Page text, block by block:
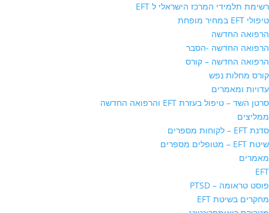
רשימת תלמידי המרכז הישראלי ל EFT
טיפולי EFT במחיר מופחת
הרפואה החדשה
הרפואה החדשה -הסבר
הרפואה החדשה – קורס
קורס מחלות נפש
עדויות ומאמרים
סרטן השד – טיפול בעזרת EFT והרפואה החדשה
ממליצים
סדנת EFT – לקוחות מספרים
שיטת EFT – מטופלים מספרים
מאמרים
EFT
פוסט טראומה – PTSD
מחקרים בשיטת EFT